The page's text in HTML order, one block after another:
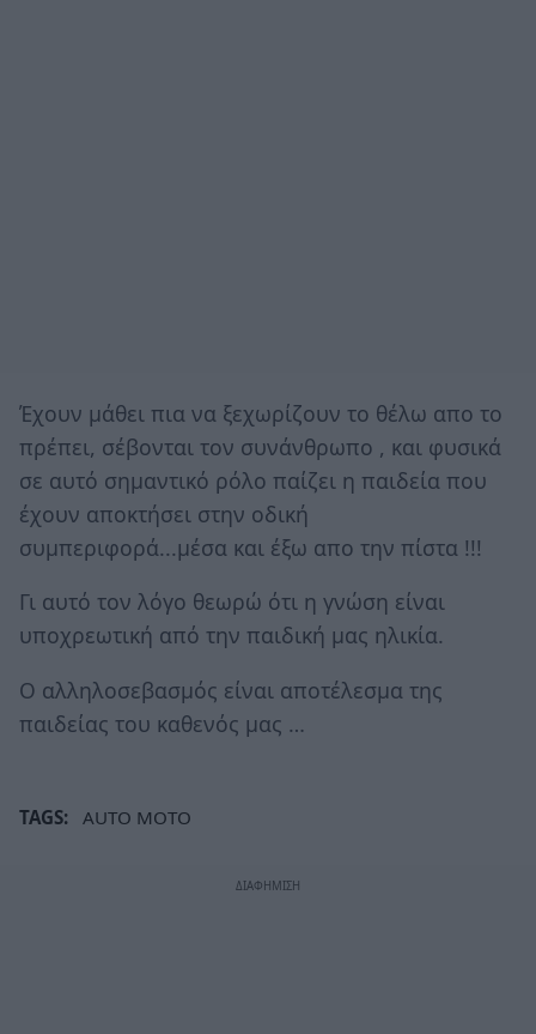
Έχουν μάθει πια να ξεχωρίζουν το θέλω απο το
πρέπει, σέβονται τον συνάνθρωπο , και φυσικά
σε αυτό σημαντικό ρόλο παίζει η παιδεία που
έχουν αποκτήσει στην οδική
συμπεριφορά...μέσα και έξω απο την πίστα !!!
Γι αυτό τον λόγο θεωρώ ότι η γνώση είναι
υποχρεωτική από την παιδική μας ηλικία.
Ο αλληλοσεβασμός είναι αποτέλεσμα της
παιδείας του καθενός μας …
TAGS: AUTO MOTO